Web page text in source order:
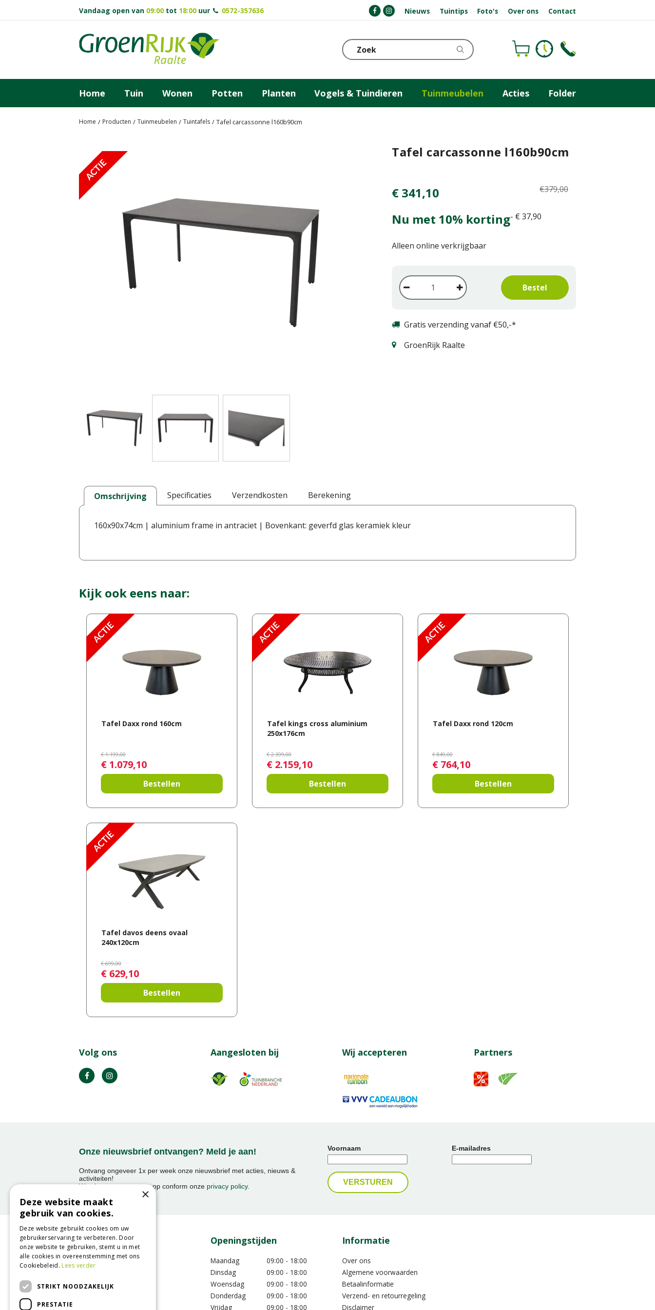
Home Producten Tuinmeubelen Tuintafels Tafel carcassonne l160b90cm
Vandaag open van 09:00 tot 18:00 uur 0572-357636 Nieuws Tuintips Foto's Over ons Contact
Home Tuin Wonen Potten Planten Vogels & Tuindieren Tuinmeubelen Acties Folder
Tafel carcassonne l160b90cm
€379,00
€ 341,10
Nu met 10% korting- € 37,90
Alleen online verkrijgbaar
Gratis verzending vanaf €50,-*
GroenRijk Raalte
Omschrijving Specificaties Verzendkosten Berekening
160x90x74cm | aluminium frame in antraciet | Bovenkant: geverfd glas keramiek kleur
Kijk ook eens naar:
Tafel Daxx rond 160cm
€ 1.199,00
€ 1.079,10
Bestellen
Tafel kings cross aluminium
250x176cm
€ 2.399,00
€ 2.159,10
Bestellen
Tafel Daxx rond 120cm
€ 849,00
€ 764,10
Bestellen
Tafel davos deens ovaal
240x120cm
€ 699,00
€ 629,10
Bestellen
Volg ons Aangesloten bij Wij accepteren Partners
Onze nieuwsbrief ontvangen? Meld je aan!
Ontvang ongeveer 1x per week onze nieuwsbrief met acties, nieuws &
activiteiten!
We slaan uw gegevens op conform onze privacy policy.
Voornaam E-mailadres
Contact
GroenRijk Raalte
8102RS Raalte
Openingstijden
Maandag
09:00 - 18:00
Dinsdag
09:00 - 18:00
Woensdag
09:00 - 18:00
Donderdag
09:00 - 18:00
Vrijdag
09:00 - 18:00
Informatie
Over ons
Algemene voorwaarden
Betaalinformatie
Verzend- en retourregeling
Disclaimer
×
Deze website maakt
gebruik van cookies.
Deze website gebruikt cookies om uw
gebruikerservaring te verbeteren. Door
onze website te gebruiken, stemt u in met
alle cookies in overeenstemming met ons
Cookiebeleid.Lees verder
STRIKT NOODZAKELIJK
PRESTATIE